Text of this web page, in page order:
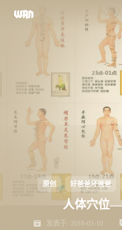
关闭快捷键功能
shift 打开中控台
D 深色/浅色显示模
S 站内搜索
H 返回首页
L 友链页面
原创 好爸爸坏爸爸
人体穴位
发表于: 2018-03-10